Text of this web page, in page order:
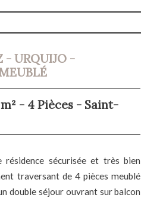
- URQUIJO -
- 4 Pièces - Saint-
résidence sécurisée et très bien
traversant de 4 pièces meublé
double séjour ouvrant sur balcon